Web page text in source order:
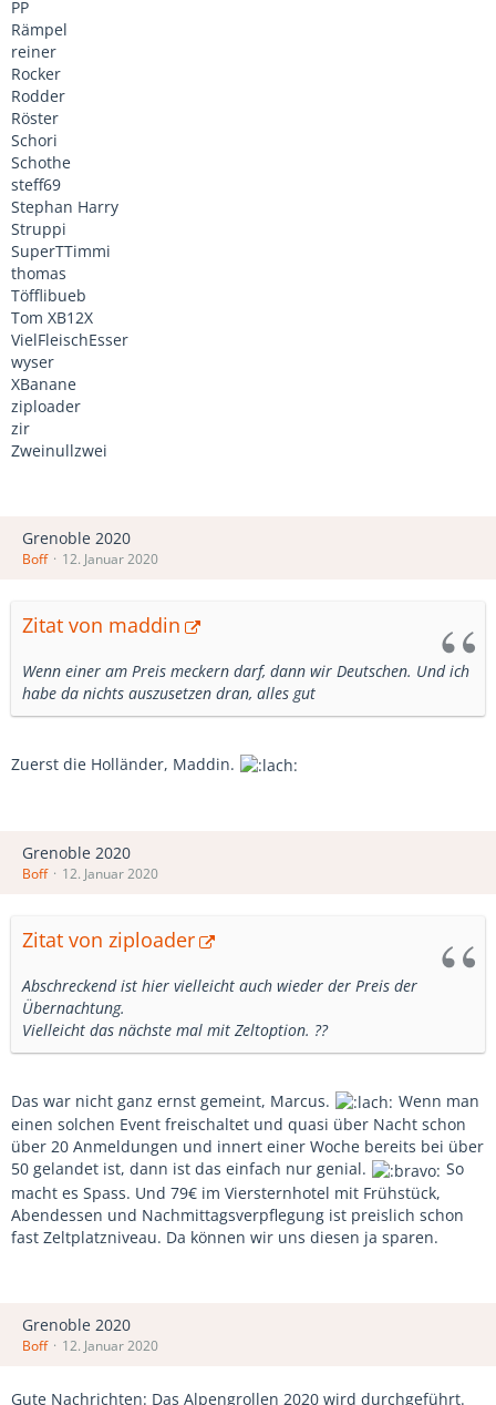
PP
Rämpel
reiner
Rocker
Rodder
Röster
Schori
Schothe
steff69
Stephan Harry
Struppi
SuperTTimmi
thomas
Töfflibueb
Tom XB12X
VielFleischEsser
wyser
XBanane
ziploader
zir
Zweinullzwei
Grenoble 2020
Boff 12. Januar 2020
Zitat von maddin
Wenn einer am Preis meckern darf, dann wir Deutschen. Und ich
habe da nichts auszusetzen dran, alles gut
Zuerst die Holländer, Maddin.
Grenoble 2020
Boff 12. Januar 2020
Zitat von ziploader
Abschreckend ist hier vielleicht auch wieder der Preis der
Übernachtung.
Vielleicht das nächste mal mit Zeltoption. ??
Das war nicht ganz ernst gemeint, Marcus.
Wenn man
einen solchen Event freischaltet und quasi über Nacht schon
über 20 Anmeldungen und innert einer Woche bereits bei über
50 gelandet ist, dann ist das einfach nur genial.
So
macht es Spass. Und 79€ im Viersternhotel mit Frühstück,
Abendessen und Nachmittagsverpflegung ist preislich schon
fast Zeltplatzniveau. Da können wir uns diesen ja sparen.
Grenoble 2020
Boff 12. Januar 2020
Gute Nachrichten: Das Alpengrollen 2020 wird durchgeführt.